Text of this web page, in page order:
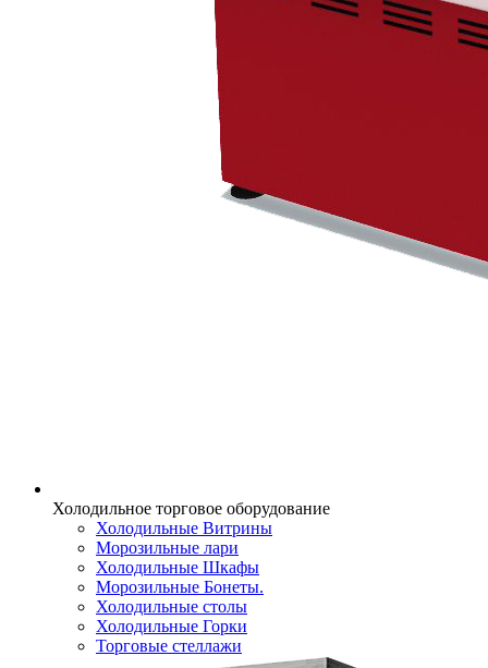
Холодильное торговое оборудование
Холодильные Витрины
Морозильные лари
Холодильные Шкафы
Морозильные Бонеты.
Холодильные столы
Холодильные Горки
Торговые стеллажи